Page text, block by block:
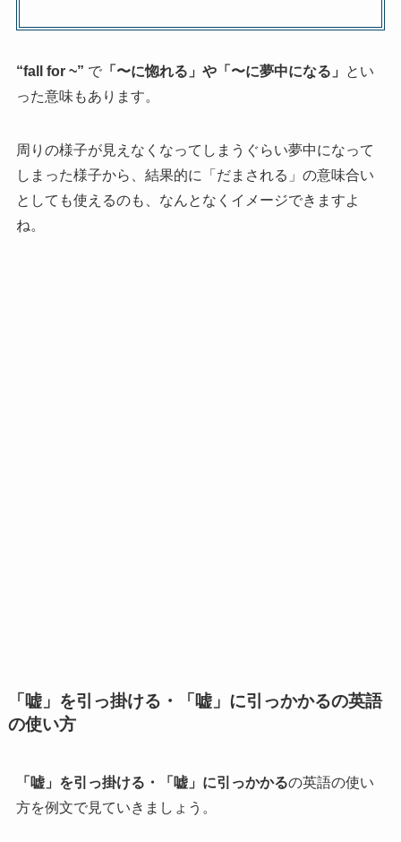
“fall for ~” で「〜に惚れる」や「〜に夢中になる」
とい
った意味もあります。
周りの様子が見えなくなってしまうぐらい夢中になって
しまった様子から、結果的に「だまされる」の意味合い
としても使えるのも、なんとなくイメージできますよ
ね。
「嘘」を引っ掛ける・「嘘」に引っかかるの英語
の使い方
「嘘」を引っ掛ける・「嘘」に引っかかるの英語の使い
方を例文で見ていきましょう。